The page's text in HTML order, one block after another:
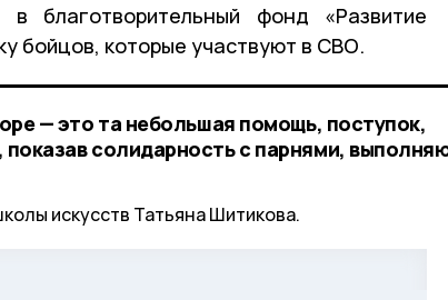
благотворительный фонд «Развитие
бойцов, которые участвуют в СВО.
— это та небольшая помощь, поступок,
солидарность с парнями,
искусств Татьяна Шитикова.